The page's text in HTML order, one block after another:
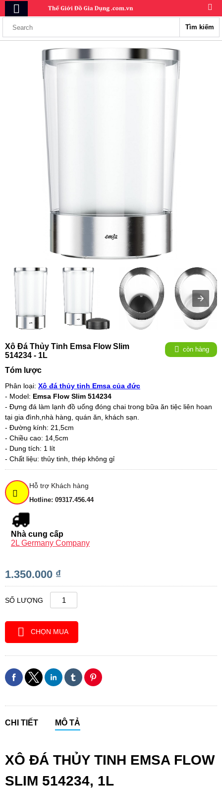
Tìm kiếm
Xô Đá Thủy Tinh Emsa Flow Slim
514234 - 1L
còn hàng
Tóm lược
Phân loại: Xô đá thủy tinh Emsa của đức
- Model: Emsa Flow Slim 514234
- Đựng đá làm lạnh đồ uống đóng chai trong bữa ăn tiệc liên hoan
tại gia đình,nhà hàng, quán ăn, khách sạn.
- Đường kính: 21,5cm
- Chiều cao: 14,5cm
- Dung tích: 1 lít
- Chất liệu: thủy tinh, thép không gỉ
Hỗ trợ Khách hàng
Hotline: 09317.456.44
Nhà cung cấp
2L Germany Company
1.350.000 ₫
SỐ LƯỢNG
CHỌN MUA
CHI TIẾT MÔ TẢ
XÔ ĐÁ THỦY TINH EMSA FLOW
SLIM 514234, 1L